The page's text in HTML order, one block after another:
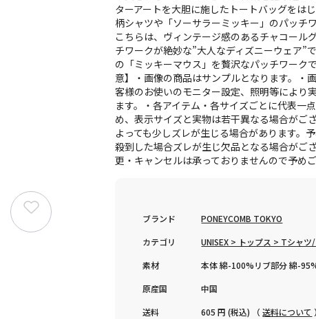
ターアートを大胆に施したトートバッグをは
柄シャツや「ソーサラーミッキー」のパッチ
こちらは、ヴィンテージ感のあるチャコール
チワークが絶妙な”大人なディズニーウェア”
の「ミッキーマウス」を贅沢なパッチワーク
意】・画像の商品はサンプルとなります。・
客様のお使いのモニター設定、照明等により
ます。・各アイテム・各サイズごとに代表一
め、表示サイズと実物は若干異なる場合がご
よっても少しズレが生じる場合があります。
殺到した場合ズレが生じ欠品となる場合がご
更・キャンセルは承っておりませんので予
ブランド
PONEYCOMB TOKYO
カテゴリ
UNISEX > トップス > Tシャツ
素材
本体 綿-100%リブ部分 綿-
原産国
中国
送料
605 円 (税込) （送料について ）